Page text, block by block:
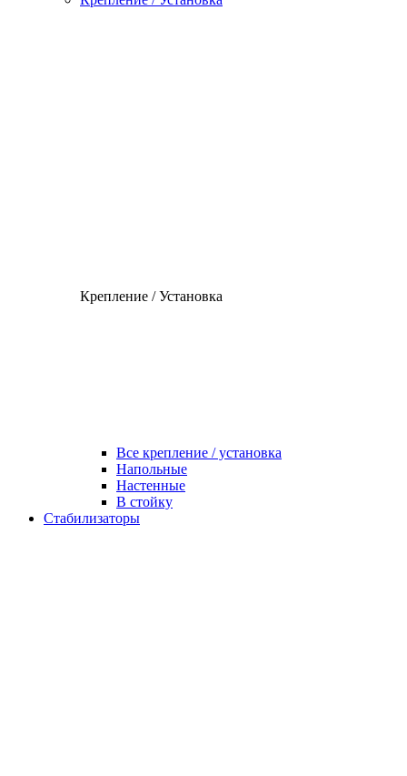
Крепление / Установка
Все крепление / установка
Напольные
Настенные
В стойку
Стабилизаторы